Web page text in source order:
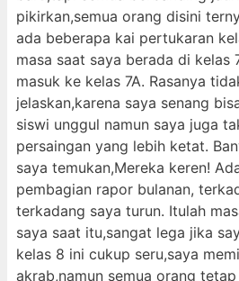
pikirkan,semua orang disini
ada beberapa kai pertukaran
masa saat saya berada di kelas
masuk ke kelas 7A. Rasanya
jelaskan,karena saya senang
siswi unggul namun saya juga
persaingan yang lebih ketat.
saya temukan,Mereka keren!
pembagian rapor bulanan,
terkadang saya turun. Itulah
saya saat itu,sangat lega jika
kelas 8 ini cukup seru,saya
akrab,namun semua orang